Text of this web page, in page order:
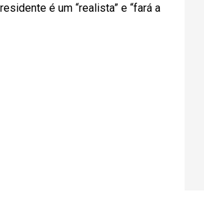
é um “realista” e “fará a